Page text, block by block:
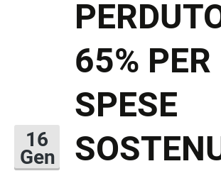
65% PER
SPESE
16
Gen